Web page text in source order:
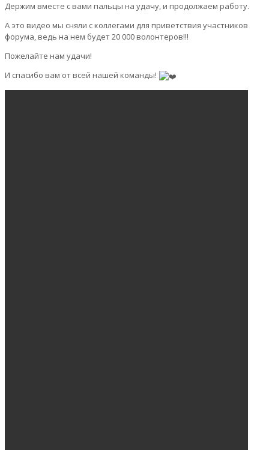
Держим вместе с вами пальцы на удачу, и продолжаем работу.
А это видео мы сняли с коллегами для приветствия участников
форума, ведь на нем будет 20 000 волонтеров!!!
Пожелайте нам удачи!
И спасибо вам от всей нашей команды!